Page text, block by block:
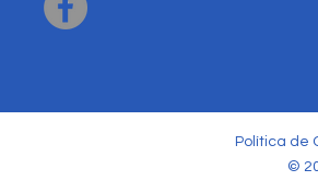
Política de
©